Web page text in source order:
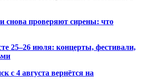
снова проверяют сирены: что
25–26 июля: концерты, фестивали,
с 4 августа вернётся на